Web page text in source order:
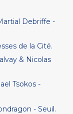
Debriffe -
de la Cité.
& Nicolas
Tsokos -
- Seuil.